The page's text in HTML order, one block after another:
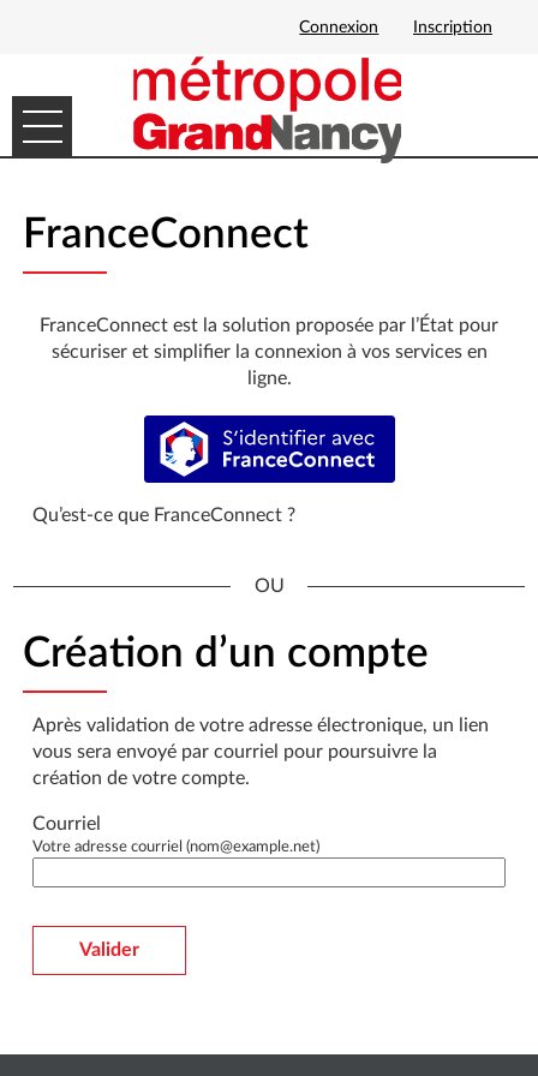
Connexion Inscription
Ouvrir le menu
MES DEMANDES
FranceConnect
FranceConnect est la solution proposée par l’État pour
sécuriser et simplifier la connexion à vos services en
ligne.
S’identifier avec FranceConnect
Qu’est-ce que FranceConnect ?
Création d’un compte
Après validation de votre adresse électronique, un lien
vous sera envoyé par courriel pour poursuivre la
création de votre compte.
Courriel
Votre adresse courriel (nom@example.net)
Valider